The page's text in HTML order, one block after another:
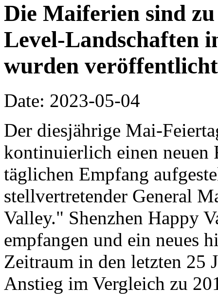
Die Maiferien sind
Level-Landschaften
wurden veröffentlicht
Date: 2023-05-04
Der diesjährige Mai-
kontinuierlich einen neuen
täglichen Empfang
stellvertretender General
Valley." Shenzhen Happy
empfangen und ein neues
Zeitraum in den letzten 25
Anstieg im Vergleich zu